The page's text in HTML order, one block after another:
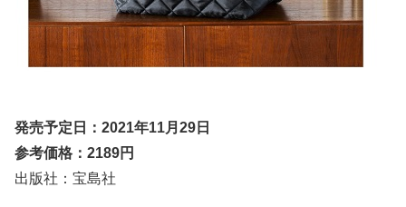
発売予定日：2021年11月29日
参考価格：2189円
出版社：宝島社